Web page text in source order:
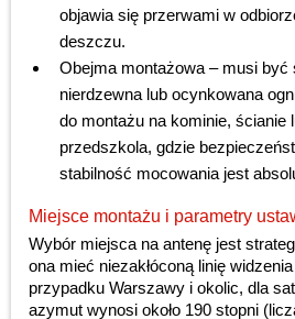
objawia się przerwami w
deszczu.
Obejma montażowa – musi być
nierdzewna lub ocynkowana
do montażu na kominie, ścianie
przedszkola, gdzie
stabilność mocowania jest
Miejsce montażu i parametry
Wybór miejsca na antenę jest
ona mieć niezakłóconą linię
przypadku Warszawy i okolic, dla
azymut wynosi około 190 stopni